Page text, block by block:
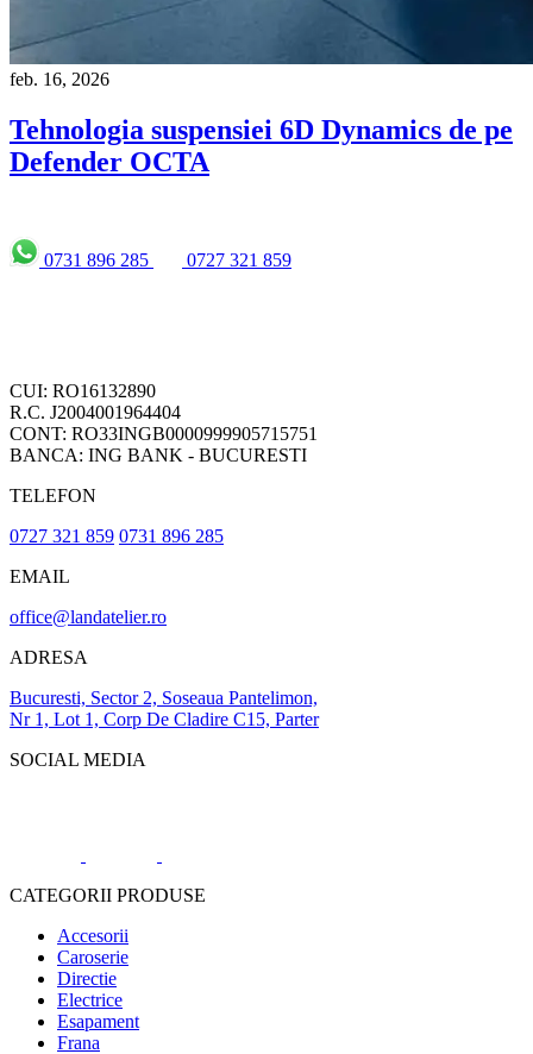
feb. 16, 2026
Tehnologia suspensiei 6D Dynamics de pe
Defender OCTA
0731 896 285 0727 321 859
CUI: RO16132890
R.C. J2004001964404
CONT: RO33INGB0000999905715751
BANCA: ING BANK - BUCURESTI
TELEFON
0727 321 859 0731 896 285
EMAIL
office@landatelier.ro
ADRESA
Bucuresti, Sector 2, Soseaua Pantelimon,
Nr 1, Lot 1, Corp De Cladire C15, Parter
SOCIAL MEDIA
CATEGORII PRODUSE
Accesorii
Caroserie
Directie
Electrice
Esapament
Frana